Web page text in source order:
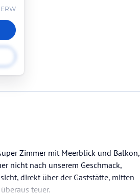
ERW
Zimmer mit Meerblick und Balkon,
nicht nach unserem Geschmack,
direkt über der Gaststätte, mitten
teuer.